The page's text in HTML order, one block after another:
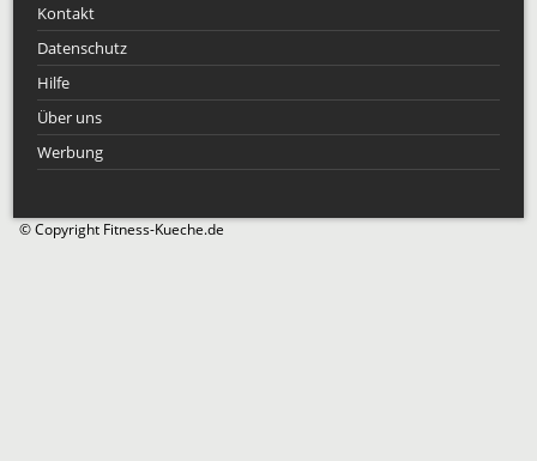
Kontakt
Datenschutz
Hilfe
Über uns
Werbung
© Copyright Fitness-Kueche.de